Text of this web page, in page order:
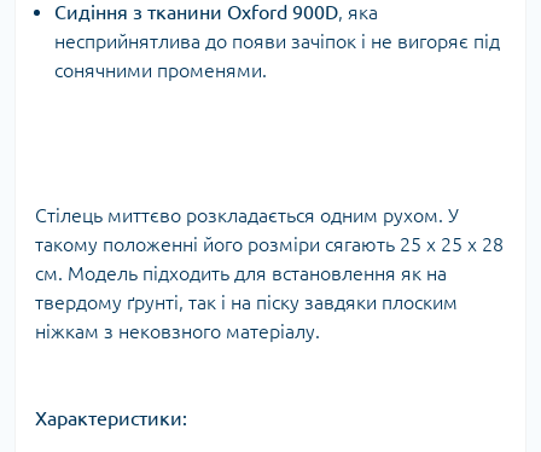
Сидіння з тканини Oxford 900D, яка
несприйнятлива до появи зачіпок і не вигоряє під
сонячними променями.
Стілець миттєво розкладається одним рухом. У
такому положенні його розміри сягають 25 х 25 х 28
см. Модель підходить для встановлення як на
твердому ґрунті, так і на піску завдяки плоским
ніжкам з нековзного матеріалу.
Характеристики: